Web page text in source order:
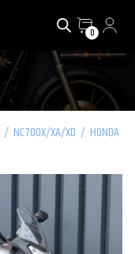
0
/ NC700X/XA/XD / HONDA